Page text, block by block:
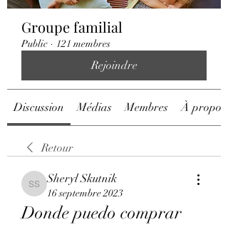
Groupe familial
Public · 121 membres
Rejoindre
Discussion Médias Membres À propos
Retour
Sheryl Skutnik
Sheryl Skutnik
16 septembre 2023
Donde puedo comprar